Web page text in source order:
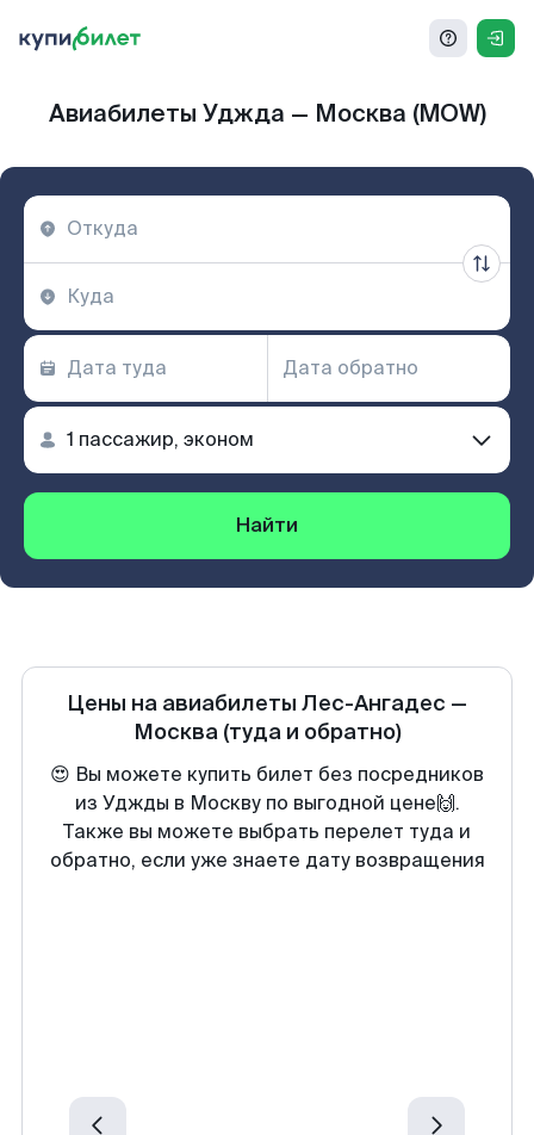
Авиабилеты Уджда — Москва (MOW)
Найти
Цены на авиабилеты Лес-Ангадес —
Москва (туда и обратно)
😍 Вы можете купить билет без посредников
из Уджды в Москву по выгодной цене🙌.
Также вы можете выбрать перелет туда и
обратно, если уже знаете дату возвращения